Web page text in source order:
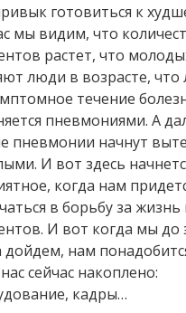
готовиться к
мы видим, что
растет, что
люди в возрасте, что
течение
пневмониями. А
пневмонии начнут
И вот здесь
когда нам
в борьбу за
И вот когда мы до
дойдем, нам
сейчас накоплено:
кадры…